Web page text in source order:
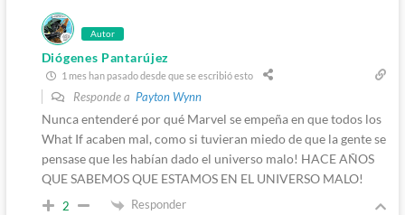
Autor
Diógenes Pantarújez
1 mes han pasado desde que se escribió esto
Responde a Payton Wynn
Nunca entenderé por qué Marvel se empeña en que todos los
What If acaben mal, como si tuvieran miedo de que la gente se
pensase que les habían dado el universo malo! HACE AÑOS
QUE SABEMOS QUE ESTAMOS EN EL UNIVERSO MALO!
2 Responder